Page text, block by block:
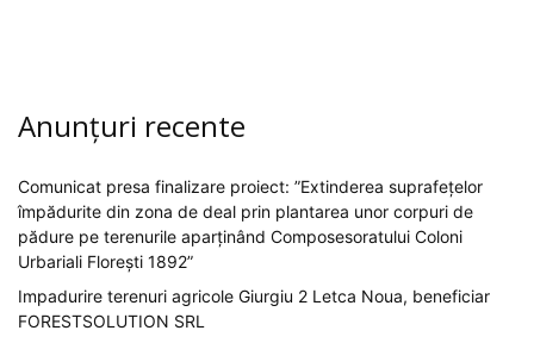
Anunțuri recente
Comunicat presa finalizare proiect: ”Extinderea suprafețelor
împădurite din zona de deal prin plantarea unor corpuri de
pădure pe terenurile aparținând Composesoratului Coloni
Urbariali Florești 1892”
Impadurire terenuri agricole Giurgiu 2 Letca Noua, beneficiar
FORESTSOLUTION SRL